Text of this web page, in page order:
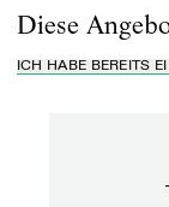
Diese
ICH HABE BEREITS